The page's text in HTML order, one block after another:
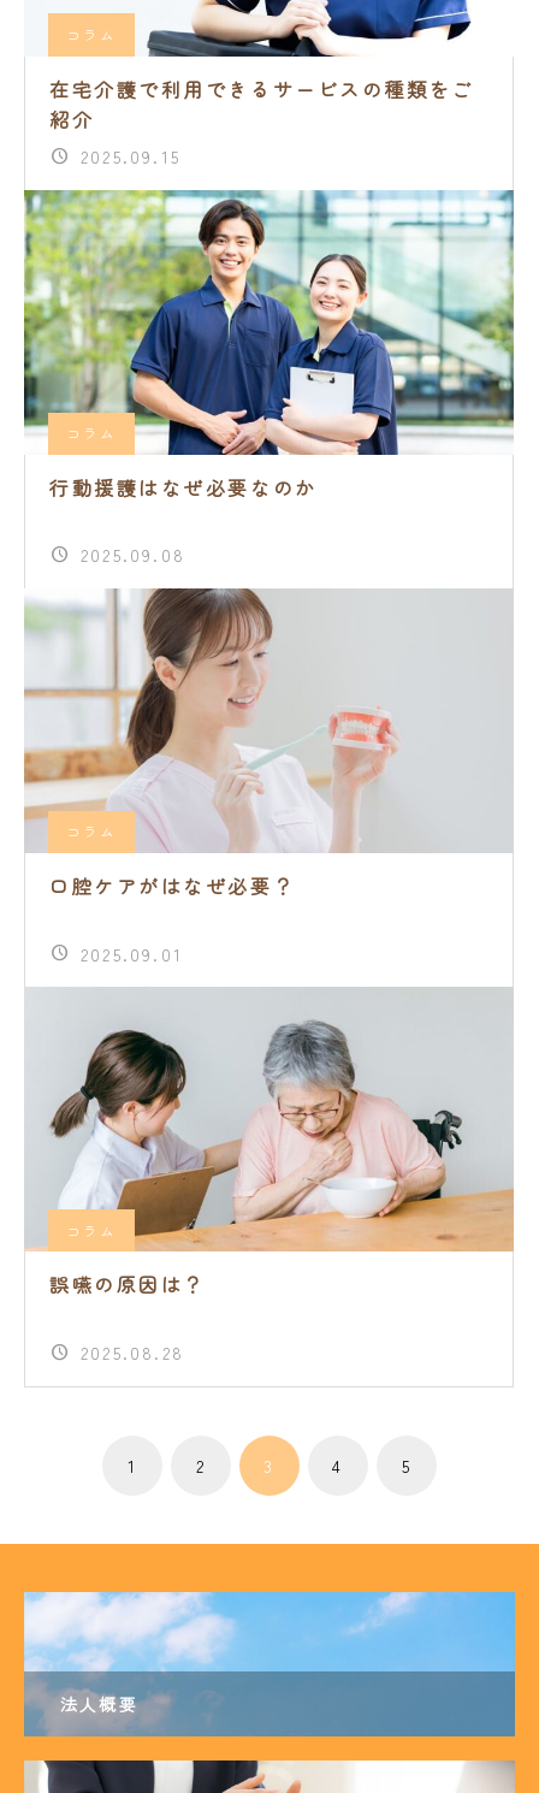
コラム
在宅介護で利用できるサービスの種類をご
紹介
2025.09.15
コラム
行動援護はなぜ必要なのか
2025.09.08
コラム
口腔ケアがはなぜ必要？
2025.09.01
コラム
誤嚥の原因は？
2025.08.28
1 2 3 4 5
法人概要